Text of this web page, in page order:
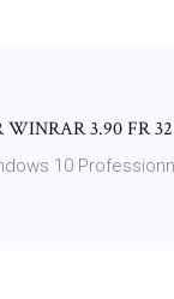
WINRAR 3.90 FR
10